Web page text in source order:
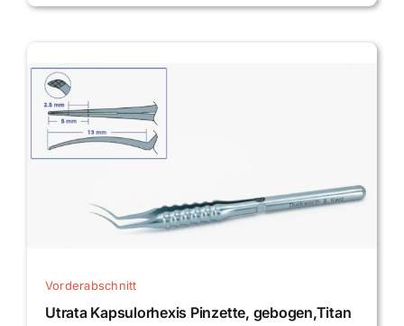
Vorderabschnitt
Utrata Kapsulorhexis Pinzette, gebogen,Titan